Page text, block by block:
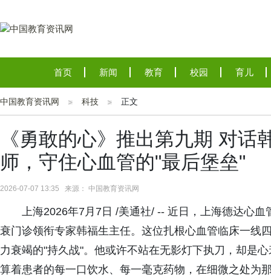
首页 新闻 教育 校园 育儿
中国教育资讯网 科技 正文
《勇敢的心》推出第九期 对
师，守住心血管的"最后堡垒"
2026-07-07 13:35 来源： 中国教育资讯网
上海2026年7月7日 /美通社/ -- 近日，上海德达心
衰门诊领衔专家韩福生主任。这位扎根心血管临床一线
力衰竭的"持久战"。他或许不站在无影灯下执刀，却是
算着患者的每一口饮水、每一毫克药物，在细微之处为